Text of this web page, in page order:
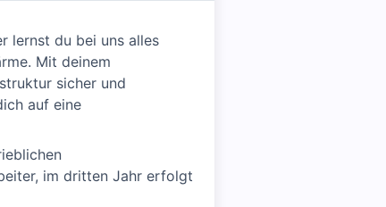
lernst du bei uns alles
Mit deinem
sicher und
auf eine
im dritten Jahr erfolgt